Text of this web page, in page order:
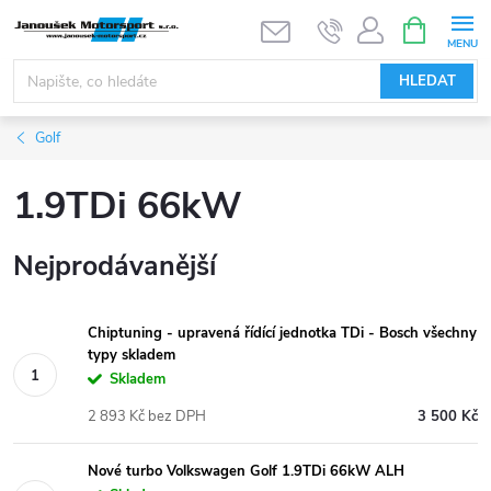
obsah
HLEDAT
NÁKUPNÍ
KOŠÍK
Golf
1.9TDi 66kW
Nejprodávanější
Chiptuning - upravená řídící jednotka TDi - Bosch všechny
typy skladem
Skladem
3 500 Kč
2 893 Kč bez DPH
Nové turbo Volkswagen Golf 1.9TDi 66kW ALH